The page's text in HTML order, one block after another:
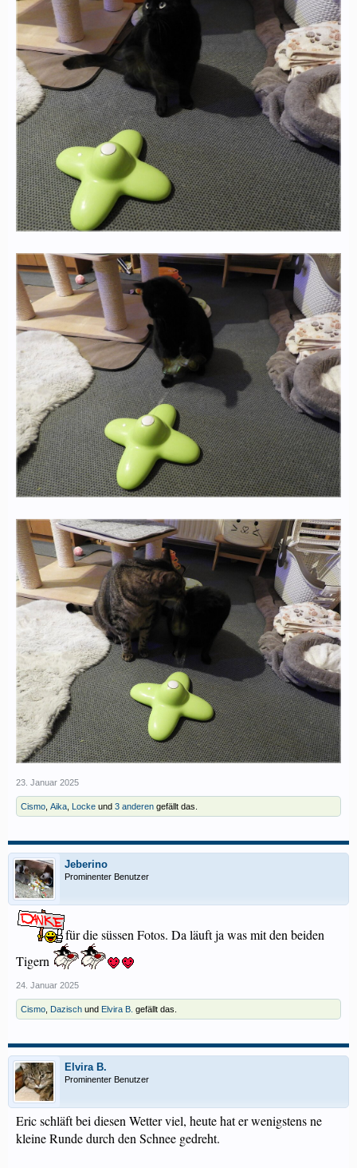
23. Januar 2025
Cismo Aika Locke und 3 anderen gefällt das.
Jeberino
Prominenter Benutzer
für die süssen Fotos. Da läuft ja was mit den beiden
Tigern
24. Januar 2025
Cismo Dazisch und Elvira B. gefällt das.
Elvira B.
Prominenter Benutzer
Eric schläft bei diesen Wetter viel, heute hat er wenigstens ne
kleine Runde durch den Schnee gedreht.